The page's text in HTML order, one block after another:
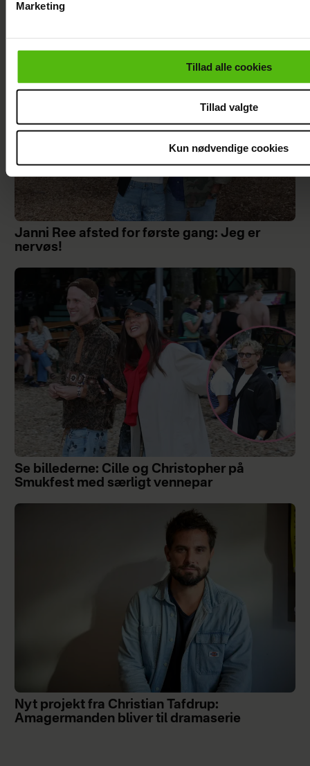
cookiepolitik.
Marketing
Tillad alle cookies
Tillad valgte
Kun nødvendige cookies
Skanderborg
Janni Ree afsted for første gang: Jeg er
nervøs!
Se billederne: Cille og Christopher på
Smukfest med særligt vennepar
Nyt projekt fra Christian Tafdrup:
Amagermanden bliver til dramaserie